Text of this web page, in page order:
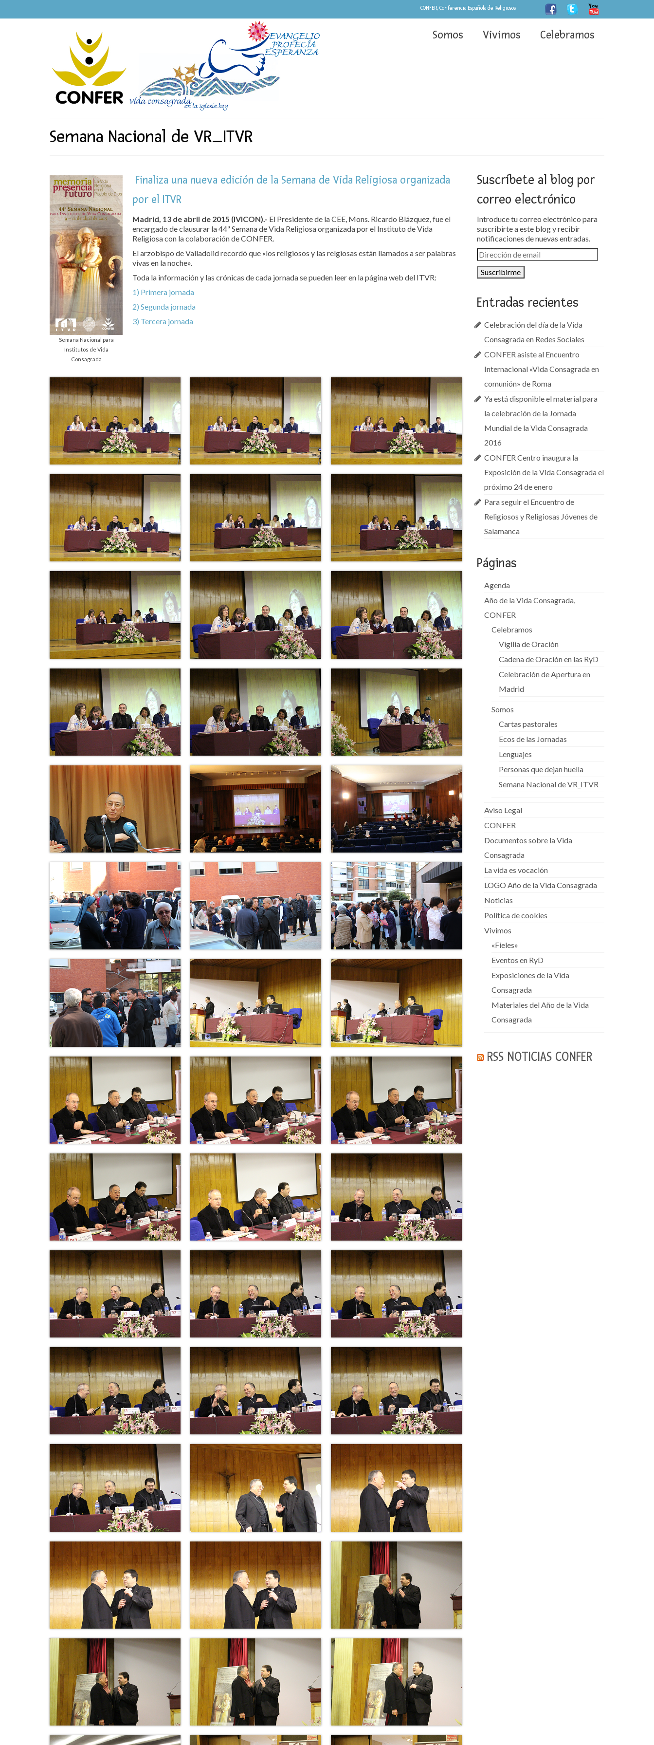
CONFER, Conferencia Española de Religiosos
Somos Vivimos Celebramos
Semana Nacional de VR_ITVR
Semana Nacional para
Institutos de Vida
Consagrada
Finaliza una nueva edición de la Semana de Vida Religiosa organizada
por el ITVR
Madrid, 13 de abril de 2015 (IVICON).- El Presidente de la CEE, Mons. Ricardo Blázquez, fue el
encargado de clausurar la 44ª Semana de Vida Religiosa organizada por el Instituto de Vida
Religiosa con la colaboración de CONFER.
El arzobispo de Valladolid recordó que «los religiosos y las relgiosas están llamados a ser palabras
vivas en la noche».
Toda la información y las crónicas de cada jornada se pueden leer en la página web del ITVR:
1) Primera jornada
2) Segunda jornada
3) Tercera jornada
Suscríbete al blog por
correo electrónico
Introduce tu correo electrónico para
suscribirte a este blog y recibir
notificaciones de nuevas entradas.
Dirección
de
email
Entradas recientes
Celebración del día de la Vida
Consagrada en Redes Sociales
CONFER asiste al Encuentro
Internacional «Vida Consagrada en
comunión» de Roma
Ya está disponible el material para
la celebración de la Jornada
Mundial de la Vida Consagrada
2016
CONFER Centro inaugura la
Exposición de la Vida Consagrada el
próximo 24 de enero
Para seguir el Encuentro de
Religiosos y Religiosas Jóvenes de
Salamanca
Páginas
Agenda
Año de la Vida Consagrada,
CONFER
Celebramos
Vigilia de Oración
Cadena de Oración en las RyD
Celebración de Apertura en
Madrid
Somos
Cartas pastorales
Ecos de las Jornadas
Lenguajes
Personas que dejan huella
Semana Nacional de VR_ITVR
Aviso Legal
CONFER
Documentos sobre la Vida
Consagrada
La vida es vocación
LOGO Año de la Vida Consagrada
Noticias
Política de cookies
Vivimos
«Fieles»
Eventos en RyD
Exposiciones de la Vida
Consagrada
Materiales del Año de la Vida
Consagrada
RSS NOTICIAS CONFER